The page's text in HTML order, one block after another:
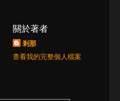
關於著者
剎那
查看我的完整個人檔案